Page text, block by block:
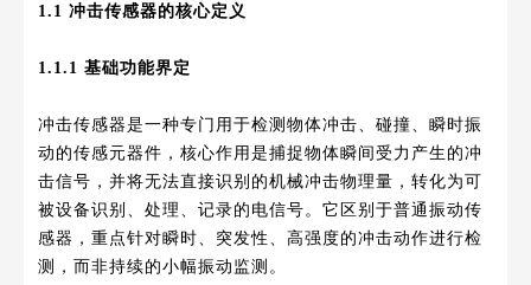
1.1 冲击传感器的核心定义
1.1.1 基础功能界定
冲击传感器是一种专门用于检测物体冲击、碰撞、瞬时振
动的传感元器件，核心作用是捕捉物体瞬间受力产生的冲
击信号，并将无法直接识别的机械冲击物理量，转化为可
被设备识别、处理、记录的电信号。它区别于普通振动传
感器，重点针对瞬时、突发性、高强度的冲击动作进行检
测，而非持续的小幅振动监测。